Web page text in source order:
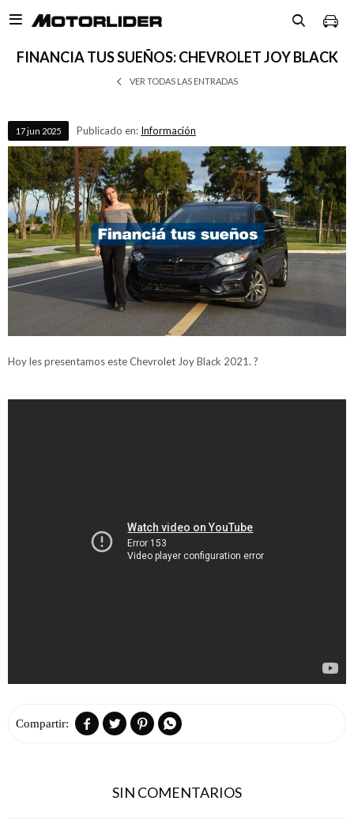

FINANCIA TUS SUEÑOS: CHEVROLET JOY BLACK
VER TODAS LAS ENTRADAS
17jun 2025 Publicado en: Información
Hoy les presentamos este Chevrolet Joy Black 2021. ?
   
SIN COMENTARIOS